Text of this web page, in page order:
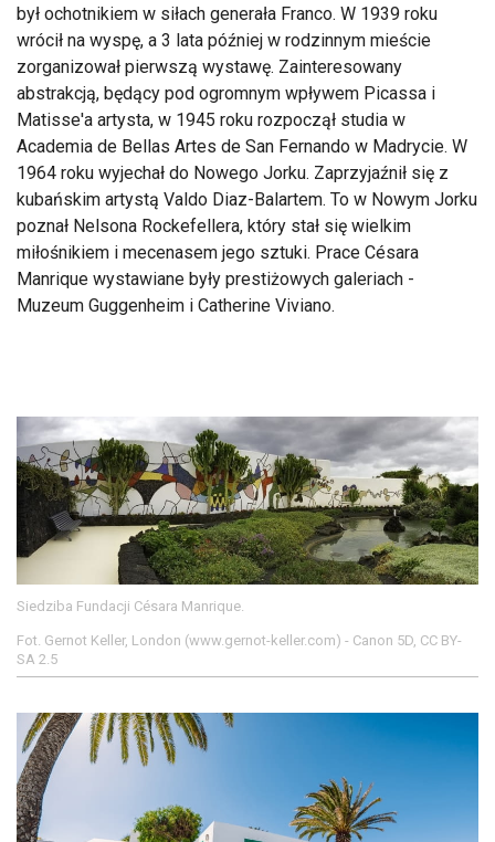
był ochotnikiem w siłach generała Franco. W 1939 roku
wrócił na wyspę, a 3 lata później w rodzinnym mieście
zorganizował pierwszą wystawę. Zainteresowany
abstrakcją, będący pod ogromnym wpływem Picassa i
Matisse'a artysta, w 1945 roku rozpoczął studia w
Academia de Bellas Artes de San Fernando w Madrycie. W
1964 roku wyjechał do Nowego Jorku. Zaprzyjaźnił się z
kubańskim artystą Valdo Diaz-Balartem. To w Nowym Jorku
poznał Nelsona Rockefellera, który stał się wielkim
miłośnikiem i mecenasem jego sztuki. Prace Césara
Manrique wystawiane były prestiżowych galeriach -
Muzeum Guggenheim i Catherine Viviano.
Siedziba Fundacji Césara Manrique.
Fot. Gernot Keller, London (www.gernot-keller.com) - Canon 5D, CC BY-
SA 2.5